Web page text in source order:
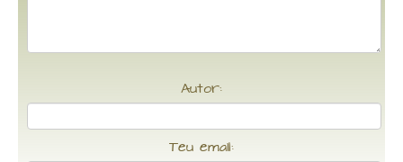
Autor:
Teu email: